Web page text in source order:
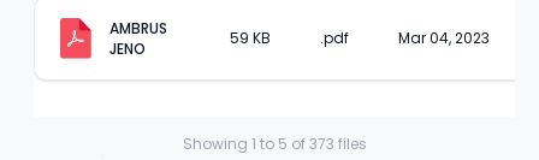
AMBRUS
JENO
59 KB .pdf Mar 04, 2023
Showing 1 to 5 of 373 files